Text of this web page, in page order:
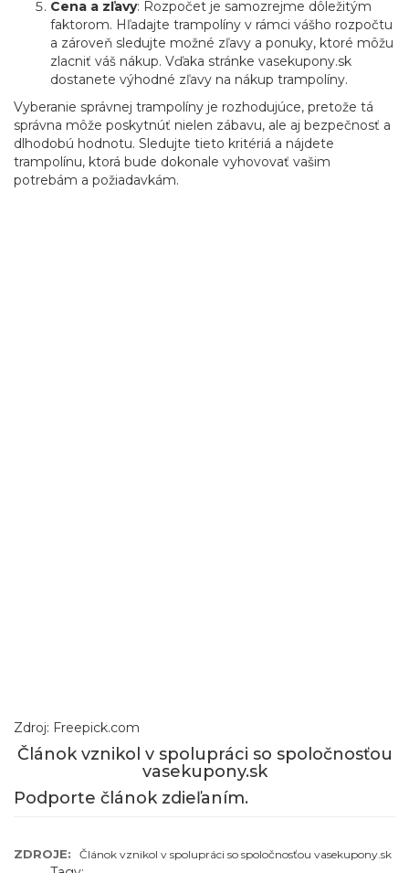
Cena a zľavy: Rozpočet je samozrejme dôležitým
faktorom. Hľadajte trampolíny v rámci vášho rozpočtu
a zároveň sledujte možné zľavy a ponuky, ktoré môžu
zlacniť váš nákup. Vďaka stránke vasekupony.sk
dostanete výhodné zľavy na nákup trampolíny.
Vyberanie správnej trampolíny je rozhodujúce, pretože tá
správna môže poskytnúť nielen zábavu, ale aj bezpečnosť a
dlhodobú hodnotu. Sledujte tieto kritériá a nájdete
trampolínu, ktorá bude dokonale vyhovovať vašim
potrebám a požiadavkám.
Zdroj: Freepick.com
Článok vznikol v spolupráci so spoločnosťou
vasekupony.sk
Podporte článok zdieľaním.
ZDROJE: Článok vznikol v spolupráci so spoločnosťou vasekupony.sk